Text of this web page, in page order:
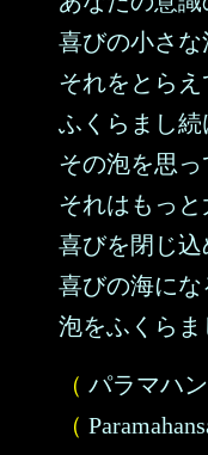
喜びの小さな
それをとらえ
ふくらまし続
その泡を思っ
それはもっと
喜びを閉じ込
喜びの海にな
泡をふくらま
（ パラマハ
（